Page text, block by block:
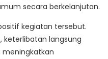
secara berkelanjutan.
kegiatan tersebut.
langsung
meningkatkan